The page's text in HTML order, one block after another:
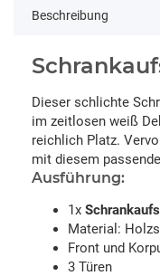
Beschreibung
Dieser schlichte
im zeitlosen weiß
reichlich Platz.
mit diesem
Ausführung:
1x
Material:
Front und
3 Türen